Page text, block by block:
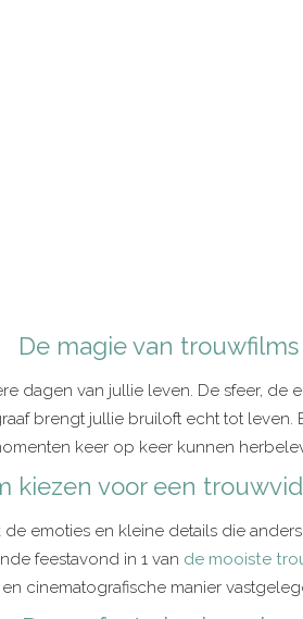
De magie van trouwfilms
dagen van jullie leven. De sfeer, de
brengt jullie bruiloft echt tot
keer op keer kunnen
kiezen voor een
emoties en kleine details die
feestavond in 1 van de mooiste
en cinematografische manier